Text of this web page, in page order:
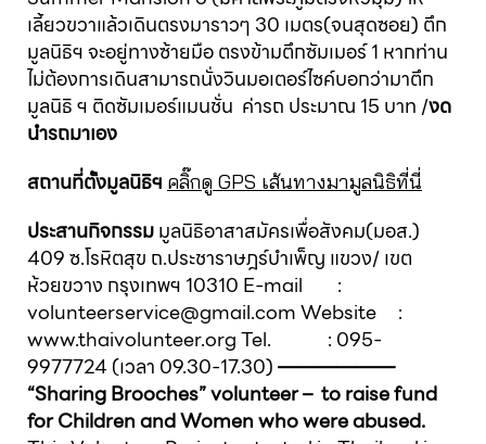
เลี้ยวขวาแล้วเดินตรงมาราวๆ 30 เมตร(จนสุดซอย) ตึก
มูลนิธิฯ จะอยู่ทางซ้ายมือ ตรงข้ามตึกซัมเมอร์ 1 หากท่าน
ไม่ต้องการเดินสามารถนั่งวินมอเตอร์ไซค์บอกว่ามาตึก
มูลนิธิ ฯ ติดซัมเมอร์แมนชั่น ค่ารถ ประมาณ 15 บาท /งด
นำรถมาเอง
สถานที่ตั้งมูลนิธิฯ คลิ๊กดู GPS เส้นทางมามูลนิธิที่นี่
ประสานกิจกรรมมูลนิธิอาสาสมัครเพื่อสังคม(มอส.)
409 ซ.โรหิตสุข ถ.ประชาราษฎร์บำเพ็ญ แขวง/ เขต
ห้วยขวาง กรุงเทพฯ 10310 E-mail :
volunteerservice@gmail.com Website :
www.thaivolunteer.org Tel. : 095-
9977724 (เวลา 09.30-17.30)——————
“Sharing Brooches” volunteer – to raise fund
for Children and Women who were abused.